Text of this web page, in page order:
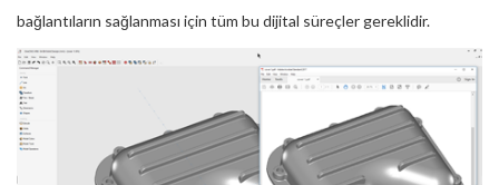
bağlantıların sağlanması için tüm bu dijital süreçler gereklidir.